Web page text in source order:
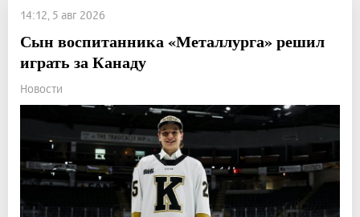
14:12, 5 авг 2026
Сын воспитанника «Металлурга» решил
играть за Канаду
Новости